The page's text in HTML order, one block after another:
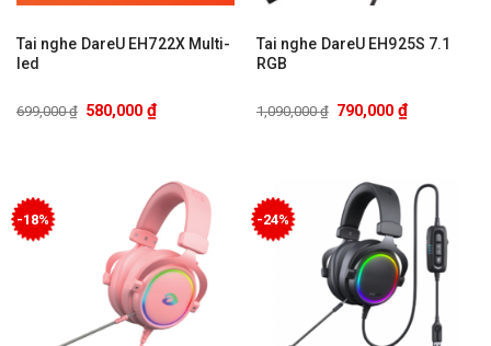
Tai nghe DareU EH722X Multi-
led
699,000₫ 580,000 ₫
Tai nghe DareU EH925S 7.1
RGB
1,090,000₫ 790,000 ₫
-18% -24%